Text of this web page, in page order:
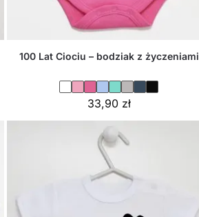
100 Lat Ciociu – bodziak z życzeniami
33,90 zł